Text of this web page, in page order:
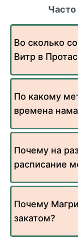
Во сколько
Витр в
По какому
времена
Почему на
расписание
Почему
закатом?